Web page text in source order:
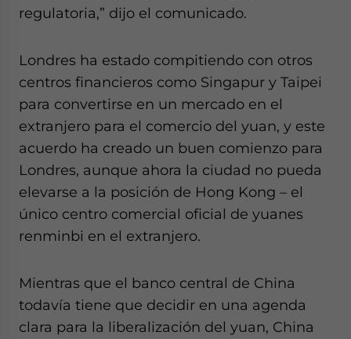
regulatoria,” dijo el comunicado.
Londres ha estado compitiendo con otros
centros financieros como Singapur y Taipei
para convertirse en un mercado en el
extranjero para el comercio del yuan, y este
acuerdo ha creado un buen comienzo para
Londres, aunque ahora la ciudad no pueda
elevarse a la posición de Hong Kong – el
único centro comercial oficial de yuanes
renminbi en el extranjero.
Mientras que el banco central de China
todavía tiene que decidir en una agenda
clara para la liberalización del yuan, China